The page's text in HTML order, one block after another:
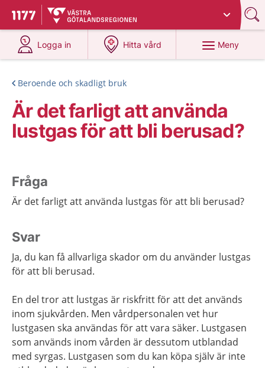
Till startsidan för 1177
Du har valt region
Logga in
på 1177.se
Hitta vård
på 1177.se
Meny
Beroende och skadligt bruk
Är det farligt att använda
lustgas för att bli berusad?
Fråga
Är det farligt att använda lustgas för att bli berusad?
Svar
Ja, du kan få allvarliga skador om du använder lustgas
för att bli berusad.
En del tror att lustgas är riskfritt för att det används
inom sjukvården. Men vårdpersonalen vet hur
lustgasen ska användas för att vara säker. Lustgasen
som används inom vården är dessutom utblandad
med syrgas. Lustgasen som du kan köpa själv är inte